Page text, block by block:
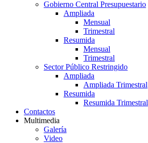
Gobierno Central Presupuestario
Ampliada
Mensual
Trimestral
Resumida
Mensual
Trimestral
Sector Público Restringido
Ampliada
Ampliada Trimestral
Resumida
Resumida Trimestral
Contactos
Multimedia
Galería
Video